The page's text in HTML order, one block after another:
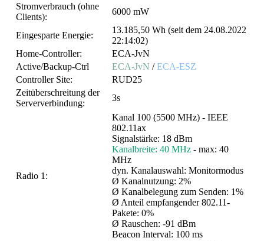
Stromverbrauch (ohne
Clients):
6000 mW
Eingesparte Energie:
13.185,50 Wh (seit dem 24.08.2022
22:14:02)
Home-Controller:
ECA-JvN
Active/Backup-Ctrl
ECA-JvN /ECA-ESZ
Controller Site:
RUD25
Zeitüberschreitung der
Serververbindung:
3s
Radio 1:
Kanal 100 (5500 MHz) - IEEE
802.11ax
Signalstärke: 18 dBm
Kanalbreite: 40 MHz - max: 40
MHz
dyn. Kanalauswahl: Monitormodus
Ø Kanalnutzung: 2%
Ø Kanalbelegung zum Senden: 1%
Ø Anteil empfangender 802.11-
Pakete: 0%
Ø Rauschen: -91 dBm
Beacon Interval: 100 ms